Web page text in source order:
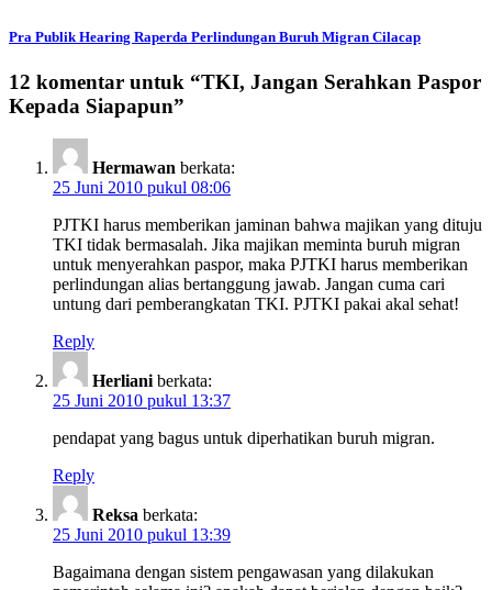
Pra Publik Hearing Raperda Perlindungan Buruh Migran Cilacap
12 komentar untuk “TKI, Jangan Serahkan Paspor
Kepada Siapapun”
Hermawan berkata:
25 Juni 2010 pukul 08:06
PJTKI harus memberikan jaminan bahwa majikan yang dituju
TKI tidak bermasalah. Jika majikan meminta buruh migran
untuk menyerahkan paspor, maka PJTKI harus memberikan
perlindungan alias bertanggung jawab. Jangan cuma cari
untung dari pemberangkatan TKI. PJTKI pakai akal sehat!
Reply
Herliani berkata:
25 Juni 2010 pukul 13:37
pendapat yang bagus untuk diperhatikan buruh migran.
Reply
Reksa berkata:
25 Juni 2010 pukul 13:39
Bagaimana dengan sistem pengawasan yang dilakukan